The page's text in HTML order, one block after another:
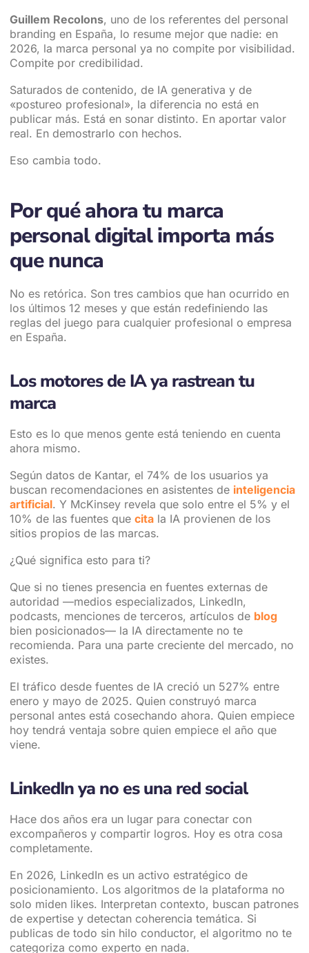
Guillem Recolons, uno de los referentes del personal
branding en España, lo resume mejor que nadie: en
2026, la marca personal ya no compite por visibilidad.
Compite por credibilidad.
Saturados de contenido, de IA generativa y de
«postureo profesional», la diferencia no está en
publicar más. Está en sonar distinto. En aportar valor
real. En demostrarlo con hechos.
Eso cambia todo.
Por qué ahora tu marca
personal digital importa más
que nunca
No es retórica. Son tres cambios que han ocurrido en
los últimos 12 meses y que están redefiniendo las
reglas del juego para cualquier profesional o empresa
en España.
Los motores de IA ya rastrean tu
marca
Esto es lo que menos gente está teniendo en cuenta
ahora mismo.
Según datos de Kantar, el 74% de los usuarios ya
buscan recomendaciones en asistentes de inteligencia
artificial. Y McKinsey revela que solo entre el 5% y el
10% de las fuentes que cita la IA provienen de los
sitios propios de las marcas.
¿Qué significa esto para ti?
Que si no tienes presencia en fuentes externas de
autoridad —medios especializados, LinkedIn,
podcasts, menciones de terceros, artículos de blog
bien posicionados— la IA directamente no te
recomienda. Para una parte creciente del mercado, no
existes.
El tráfico desde fuentes de IA creció un 527% entre
enero y mayo de 2025. Quien construyó marca
personal antes está cosechando ahora. Quien empiece
hoy tendrá ventaja sobre quien empiece el año que
viene.
LinkedIn ya no es una red social
Hace dos años era un lugar para conectar con
excompañeros y compartir logros. Hoy es otra cosa
completamente.
En 2026, LinkedIn es un activo estratégico de
posicionamiento. Los algoritmos de la plataforma no
solo miden likes. Interpretan contexto, buscan patrones
de expertise y detectan coherencia temática. Si
publicas de todo sin hilo conductor, el algoritmo no te
categoriza como experto en nada.